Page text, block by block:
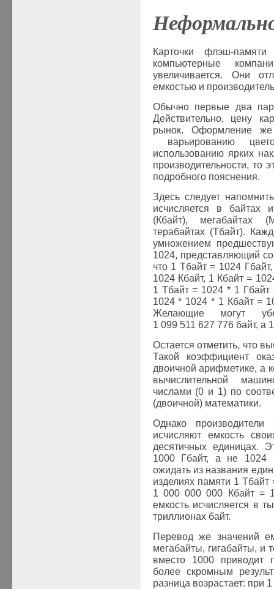
Карточки флэш-
компьютерные
увеличивается. Они
емкостью и
Обычно первые два
Действительно, цену
рынок. Оформление же
варьированию
использованию ярких
производительности, то
подробного пояснения.
Здесь следует
исчисляется в байтах
(Кбайт), мегабайтах
терабайтах (Тбайт).
умножением
1024, представляющий
что 1 Тбайт = 1024
1024 Кбайт, 1 Кбайт =
1 Тбайт = 1024 * 1
1024 * 1024 * 1 Кбайт =
Желающие могут
1 099 511 627 776 байт, а
Остается отметить, что
Такой коэффициент
двоичной арифметике, а
вычислительной
числами (0 и 1) по
(двоичной) математики.
Однако
исчисляют емкость
десятичных единицах.
1000 Гбайт, а не 1024
ожидать из названия
изделиях памяти 1
1 000 000 000 Кбайт =
емкость исчисляется в
триллионах байт.
Перевод же значений
мегабайты, гигабайты, и
вместо 1000 приводит
более скромным
разница возрастает: при